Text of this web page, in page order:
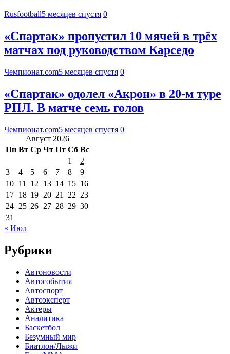
Rusfootball5 месяцев спустя 0
«Спартак» пропустил 10 мячей в трёх
матчах под руководством Карседо
Чемпионат.com5 месяцев спустя 0
«Спартак» одолел «Акрон» в 20-м туре
РПЛ. В матче семь голов
Чемпионат.com5 месяцев спустя 0
Август 2026
Пн Вт Ср Чт Пт Сб Вс
1
2
3
4 5 6 7 8
9
10 11 12 13 14 15 16
17 18 19 20 21 22 23
24 25 26 27 28 29 30
31
« Июл
Рубрики
Автоновости
Автособытия
Автоспорт
Автоэксперт
Актеры
Аналитика
Баскетбол
Безумный мир
Биатлон/Лыжи